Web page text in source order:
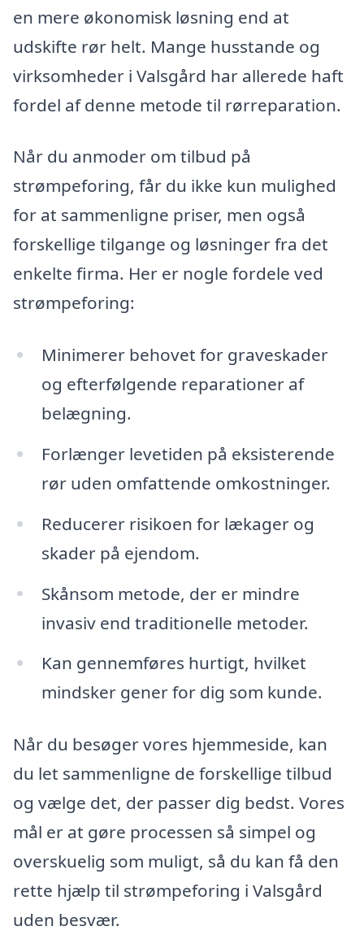
en mere økonomisk løsning end at
udskifte rør helt. Mange husstande og
virksomheder i Valsgård har allerede haft
fordel af denne metode til rørreparation.
Når du anmoder om tilbud på
strømpeforing, får du ikke kun mulighed
for at sammenligne priser, men også
forskellige tilgange og løsninger fra det
enkelte firma. Her er nogle fordele ved
strømpeforing:
Minimerer behovet for graveskader
og efterfølgende reparationer af
belægning.
Forlænger levetiden på eksisterende
rør uden omfattende omkostninger.
Reducerer risikoen for lækager og
skader på ejendom.
Skånsom metode, der er mindre
invasiv end traditionelle metoder.
Kan gennemføres hurtigt, hvilket
mindsker gener for dig som kunde.
Når du besøger vores hjemmeside, kan
du let sammenligne de forskellige tilbud
og vælge det, der passer dig bedst. Vores
mål er at gøre processen så simpel og
overskuelig som muligt, så du kan få den
rette hjælp til strømpeforing i Valsgård
uden besvær.